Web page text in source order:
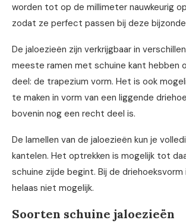
worden tot op de millimeter nauwkeurig
zodat ze perfect passen bij deze
De jaloezieën zijn verkrijgbaar in
meeste ramen met schuine kant hebben
deel: de trapezium vorm. Het is ook
te maken in vorm van een liggende
bovenin nog een recht deel is.
De lamellen van de jaloezieën kun je
kantelen. Het optrekken is mogelijk tot
schuine zijde begint. Bij de
helaas niet mogelijk.
Soorten schuine jaloezieën